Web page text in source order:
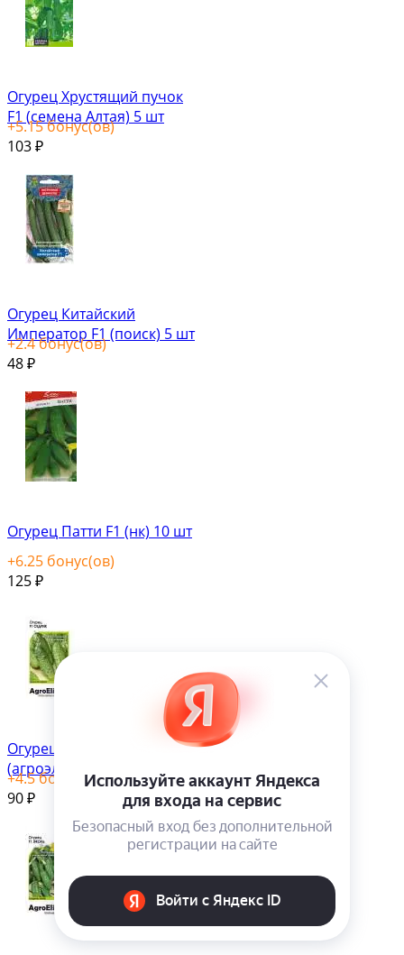
Огурец Хрустящий пучок
F1 (семена Алтая) 5 шт
+5.15бонус(ов)
103 ₽
Огурец Китайский
Император F1 (поиск) 5 шт
+2.4бонус(ов)
48 ₽
Огурец Патти F1 (нк) 10 шт
+6.25 бонус(ов)
125 ₽
Огурец Седрик F1
(агроэлита) 5 шт
+4.5бонус(ов)
90 ₽